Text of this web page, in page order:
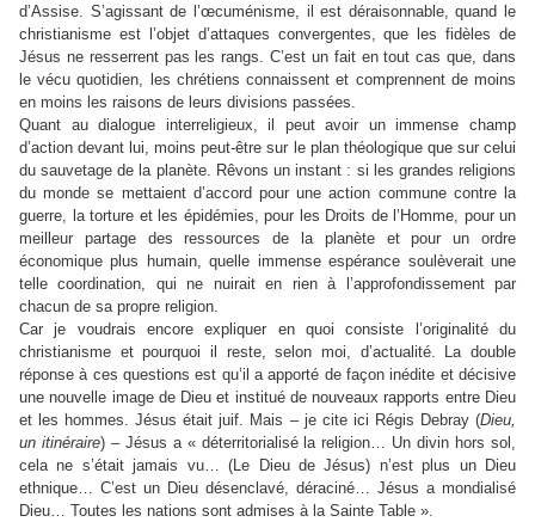
d’Assise. S’agissant de l’œcuménisme, il est déraisonnable, quand le
christianisme est l’objet d’attaques convergentes, que les fidèles de
Jésus ne resserrent pas les rangs. C’est un fait en tout cas que, dans
le vécu quotidien, les chrétiens connaissent et comprennent de moins
en moins les raisons de leurs divisions passées.
Quant au dialogue interreligieux, il peut avoir un immense champ
d’action devant lui, moins peut-être sur le plan théologique que sur celui
du sauvetage de la planète. Rêvons un instant : si les grandes religions
du monde se mettaient d’accord pour une action commune contre la
guerre, la torture et les épidémies, pour les Droits de l’Homme, pour un
meilleur partage des ressources de la planète et pour un ordre
économique plus humain, quelle immense espérance soulèverait une
telle coordination, qui ne nuirait en rien à l’approfondissement par
chacun de sa propre religion.
Car je voudrais encore expliquer en quoi consiste l’originalité du
christianisme et pourquoi il reste, selon moi, d’actualité. La double
réponse à ces questions est qu’il a apporté de façon inédite et décisive
une nouvelle image de Dieu et institué de nouveaux rapports entre Dieu
et les hommes. Jésus était juif. Mais – je cite ici Régis Debray (Dieu,
un itinéraire) – Jésus a « déterritorialisé la religion… Un divin hors sol,
cela ne s’était jamais vu… (Le Dieu de Jésus) n’est plus un Dieu
ethnique… C’est un Dieu désenclavé, déraciné… Jésus a mondialisé
Dieu… Toutes les nations sont admises à la Sainte Table ».